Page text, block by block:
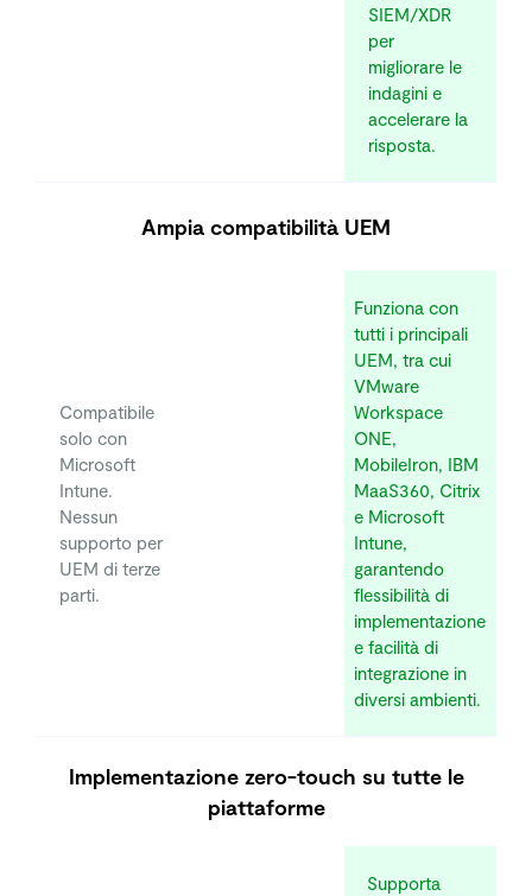
SIEM/XDR
per
migliorare le
indagini e
accelerare la
risposta.
Ampia compatibilità UEM
Compatibile
solo con
Microsoft
Intune.
Nessun
supporto per
UEM di terze
parti.
Funziona con
tutti i principali
UEM, tra cui
VMware
Workspace
ONE,
MobileIron, IBM
MaaS360, Citrix
e Microsoft
Intune,
garantendo
flessibilità di
implementazione
e facilità di
integrazione in
diversi ambienti.
Implementazione zero-touch su tutte le
piattaforme
Supporta